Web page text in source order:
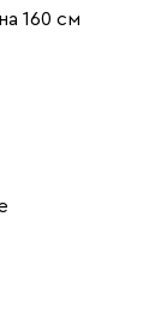
160 см